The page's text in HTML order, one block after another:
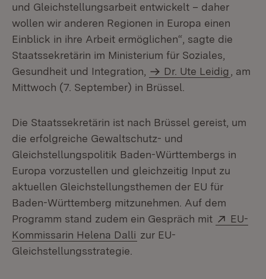
und Gleichstellungsarbeit entwickelt – daher
wollen wir anderen Regionen in Europa einen
Einblick in ihre Arbeit ermöglichen“, sagte die
Staatssekretärin im Ministerium für Soziales,
Gesundheit und Integration,
Dr. Ute Leidig
, am
Mittwoch (7. September) in Brüssel.
Die Staatssekretärin ist nach Brüssel gereist, um
die erfolgreiche Gewaltschutz- und
Gleichstellungspolitik Baden-Württembergs in
Europa vorzustellen und gleichzeitig Input zu
aktuellen Gleichstellungsthemen der EU für
Baden-Württemberg mitzunehmen. Auf dem
Programm stand zudem ein Gespräch mit
Extern:
EU-
Kommissarin Helena Dalli (Öffnet in neuem Fenster)
zur EU-
Gleichstellungsstrategie.